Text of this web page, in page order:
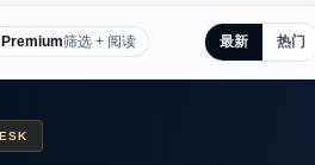
Premium筛选 + 阅读 最新 热门